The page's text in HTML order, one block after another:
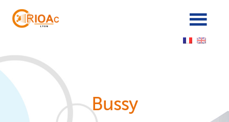
Bussy
Panneau de gestion des cookies